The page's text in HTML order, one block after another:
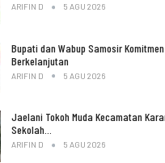
ARIFIN D 5 AGU 2026
Bupati dan Wabup Samosir
Berkelanjutan
ARIFIN D 5 AGU 2026
Jaelani Tokoh Muda Kecamatan
Sekolah…
ARIFIN D 5 AGU 2026